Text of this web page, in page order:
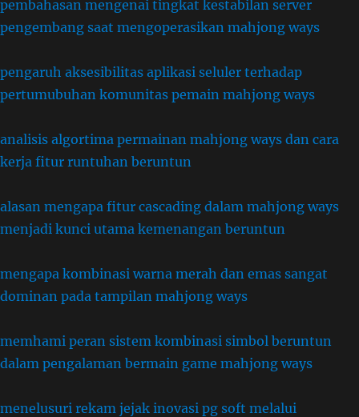
pembahasan mengenai tingkat kestabilan server
pengembang saat mengoperasikan mahjong ways
pengaruh aksesibilitas aplikasi seluler terhadap
pertumubuhan komunitas pemain mahjong ways
analisis algortima permainan mahjong ways dan cara
kerja fitur runtuhan beruntun
alasan mengapa fitur cascading dalam mahjong ways
menjadi kunci utama kemenangan beruntun
mengapa kombinasi warna merah dan emas sangat
dominan pada tampilan mahjong ways
memhami peran sistem kombinasi simbol beruntun
dalam pengalaman bermain game mahjong ways
menelusuri rekam jejak inovasi pg soft melalui